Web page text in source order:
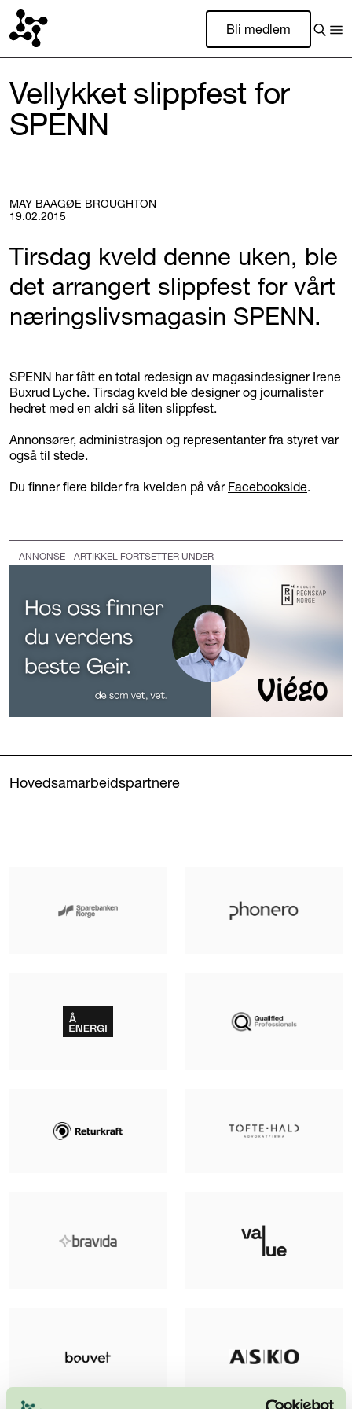
Bli medlem
Vellykket slippfest for
SPENN
MAY BAAGØE BROUGHTON
19.02.2015
Tirsdag kveld denne uken, ble
det arrangert slippfest for vårt
næringslivsmagasin SPENN.
SPENN har fått en total redesign av magasindesigner Irene
Buxrud Lyche. Tirsdag kveld ble designer og journalister
hedret med en aldri så liten slippfest.
Annonsører, administrasjon og representanter fra styret var
også til stede.
Du finner flere bilder fra kvelden på vår Facebookside.
ANNONSE - ARTIKKEL FORTSETTER UNDER
Hovedsamarbeidspartnere